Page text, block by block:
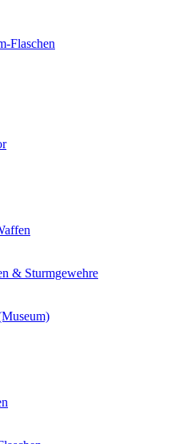
Flaschen
& Sturmgewehre